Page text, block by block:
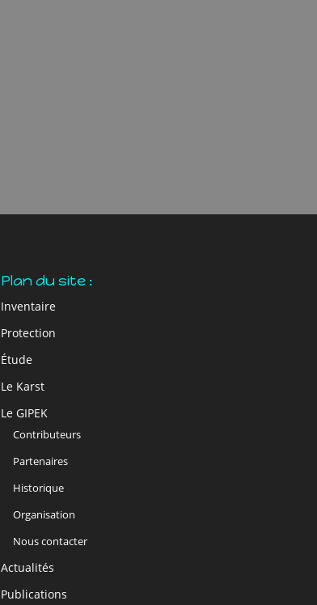
Plan du site :
Inventaire
Protection
Étude
Le Karst
Le GIPEK
Contributeurs
Partenaires
Historique
Organisation
Nous contacter
Actualités
Publications